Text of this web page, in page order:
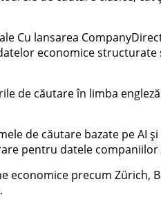
Cu lansarea
economice
de căutare în limba
de căutare bazate pe AI
pentru datele companiilor
economice precum Zürich,